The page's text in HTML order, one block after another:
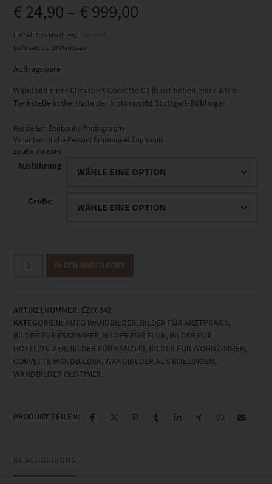
€24,90 – €999,00
Enthält 19% Mwst. zzgl. Versand
Lieferzeit: ca. 10 Werktage
Auftragsware
Wandbild einer Chevrolet Corvette C1 in rot neben einer alten
Tankstelle in der Halle der Motorworld Stuttgart-Böblingen.
Hersteller: Zouboulis Photography
Verantwortliche Person: Emmanuel Zouboulis
zouboulis.com
Ausführung
Größe
Chevrolet
Menge
IN DEN WARENKORB
ARTIKELNUMMER: EZ00842
KATEGORIEN: AUTO WANDBILDER, BILDER FÜR ARZTPRAXIS,
BILDER FÜR ESSZIMMER, BILDER FÜR FLUR, BILDER FÜR
HOTELZIMMER, BILDER FÜR KANZLEI, BILDER FÜR WOHNZIMMER,
CORVETTE WANDBILDER, WANDBILDER AUS BÖBLINGEN,
WANDBILDER OLDTIMER
PRODUKT TEILEN:
BESCHREIBUNG